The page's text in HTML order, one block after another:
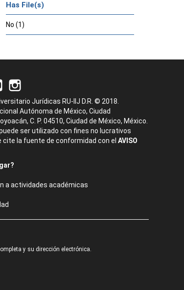
Has File(s)
No (1)
Jurídicas RU-IIJ D.R. © 2018.
Autónoma de México, Ciudad
C. P. 04510, Ciudad de México, México.
ser utilizado con fines no lucrativos
cite la fuente de conformidad con el AVISO
a actividades académicas
y su dirección electrónica.